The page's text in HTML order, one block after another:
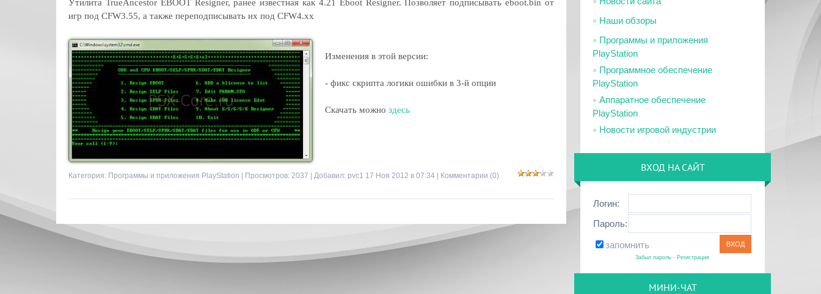
Утилита TrueAncestor EBOOT Resigner, ранее известная как 4.21 Eboot Resigner. Позволяет подписывать eboot.bin от
игр под CFW3.55, а также переподписывать их под CFW4.xx
Изменения в этой версии:
- фикс скрипта логики ошибки в 3-й опции
Скачать можно здесь
Категория: Программы и приложения PlayStation | Просмотров: 2037 | Добавил: pvc1 17 Ноя 2012 в 07:34 | Комментарии (0)
Наши обзоры
Программы и приложения
PlayStation
Программное обеспечение
PlayStation
Аппаратное обеспечение
PlayStation
Новости игровой индустрии
ВХОД НА САЙТ
Логин:
Пароль:
запомнить
Забыл пароль · Регистрация
МИНИ-ЧАТ